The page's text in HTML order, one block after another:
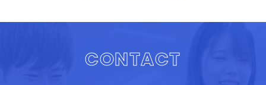
CONTACT